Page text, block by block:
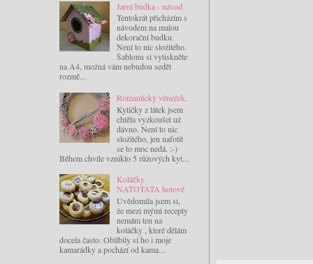
Jarní budka - návod
Tentokrát přicházím s
návodem na malou
dekorační budku.
Není to nic složitého.
Šablonu si vytiskněte
na A4, možná vám nebudou sedět
rozmě...
Romantický věneček.
Kytičky z látek jsem
chtěla vyzkoušet už
dávno. Není to nic
složitého, jen nafotit
se to moc nedá. :-)
Během chvíle vzniklo 5 růžových kyt...
Koláčky
NATOTATA hotové
Uvědomila jsem si,
že mezi mými recepty
nemám ten na
koláčky , které dělám
docela často. Oblíbily si ho i moje
kamarádky a pochází od kama...